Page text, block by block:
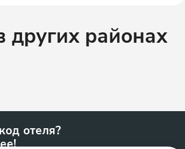
других районах
отеля?